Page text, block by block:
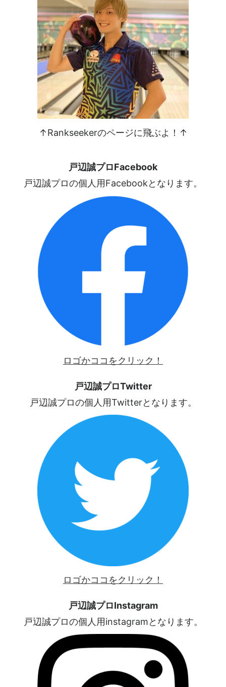
↑Rankseekerのページに飛ぶよ！↑
戸辺誠プロFacebook
戸辺誠プロの個人用Facebookとなります。
ロゴかココをクリック！
戸辺誠プロTwitter
戸辺誠プロの個人用Twitterとなります。
ロゴかココをクリック！
戸辺誠プロInstagram
戸辺誠プロの個人用instagramとなります。